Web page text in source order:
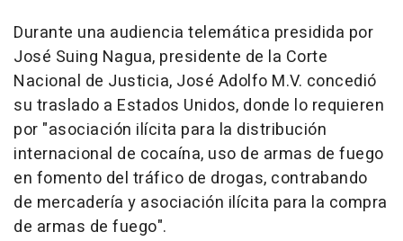
Durante una audiencia telemática presidida por
José Suing Nagua, presidente de la Corte
Nacional de Justicia, José Adolfo M.V. concedió
su traslado a Estados Unidos, donde lo requieren
por "asociación ilícita para la distribución
internacional de cocaína, uso de armas de fuego
en fomento del tráfico de drogas, contrabando
de mercadería y asociación ilícita para la compra
de armas de fuego".